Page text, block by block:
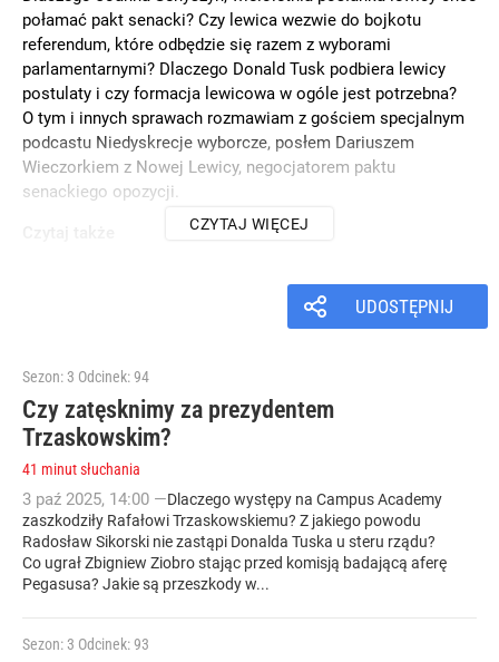
połamać pakt senacki? Czy lewica wezwie do bojkotu
referendum, które odbędzie się razem z wyborami
parlamentarnymi? Dlaczego Donald Tusk podbiera lewicy
postulaty i czy formacja lewicowa w ogóle jest potrzebna?
O tym i innych sprawach rozmawiam z gościem specjalnym
podcastu Niedyskrecje wyborcze, posłem Dariuszem
Wieczorkiem z Nowej Lewicy, negocjatorem paktu
senackiego opozycji.
CZYTAJ WIĘCEJ
UDOSTĘPNIJ
Sezon: 3 Odcinek: 94
Czy zatęsknimy za prezydentem
Trzaskowskim?
41 minut słuchania
3 paź 2025, 14:00 —Dlaczego występy na Campus Academy
zaszkodziły Rafałowi Trzaskowskiemu? Z jakiego powodu
Radosław Sikorski nie zastąpi Donalda Tuska u steru rządu?
Co ugrał Zbigniew Ziobro stając przed komisją badającą aferę
Pegasusa? Jakie są przeszkody w...
Sezon: 3 Odcinek: 93